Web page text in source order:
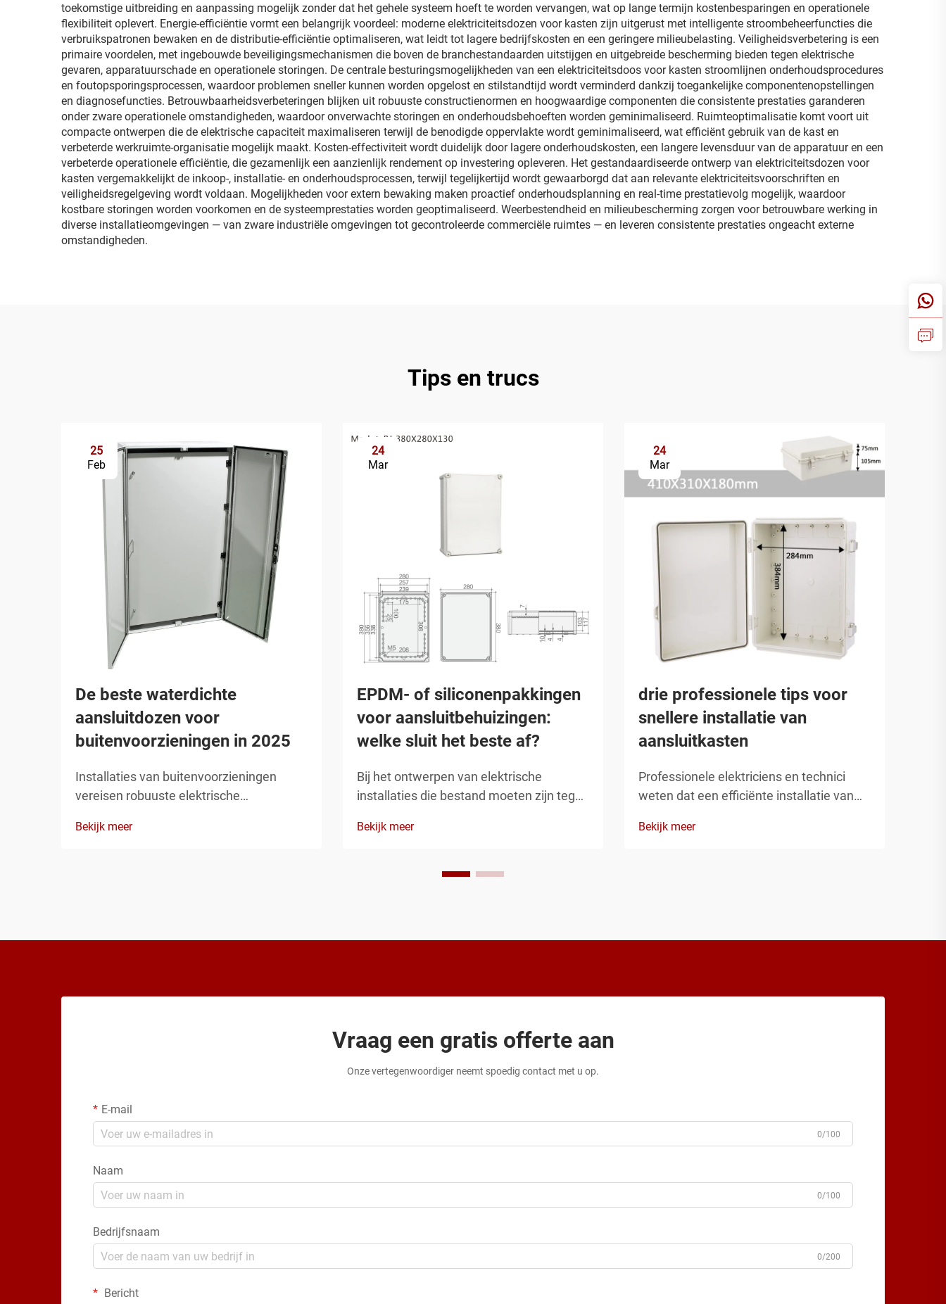
toekomstige uitbreiding en aanpassing mogelijk zonder dat het gehele systeem hoeft te worden vervangen, wat op lange termijn kostenbesparingen en operationele
flexibiliteit oplevert. Energie-efficiëntie vormt een belangrijk voordeel: moderne elektriciteitsdozen voor kasten zijn uitgerust met intelligente stroombeheerfuncties die
verbruikspatronen bewaken en de distributie-efficiëntie optimaliseren, wat leidt tot lagere bedrijfskosten en een geringere milieubelasting. Veiligheidsverbetering is een
primaire voordelen, met ingebouwde beveiligingsmechanismen die boven de branchestandaarden uitstijgen en uitgebreide bescherming bieden tegen elektrische
gevaren, apparatuurschade en operationele storingen. De centrale besturingsmogelijkheden van een elektriciteitsdoos voor kasten stroomlijnen onderhoudsprocedures
en foutopsporingsprocessen, waardoor problemen sneller kunnen worden opgelost en stilstandtijd wordt verminderd dankzij toegankelijke componentenopstellingen
en diagnosefuncties. Betrouwbaarheidsverbeteringen blijken uit robuuste constructienormen en hoogwaardige componenten die consistente prestaties garanderen
onder zware operationele omstandigheden, waardoor onverwachte storingen en onderhoudsbehoeften worden geminimaliseerd. Ruimteoptimalisatie komt voort uit
compacte ontwerpen die de elektrische capaciteit maximaliseren terwijl de benodigde oppervlakte wordt geminimaliseerd, wat efficiënt gebruik van de kast en
verbeterde werkruimte-organisatie mogelijk maakt. Kosten-effectiviteit wordt duidelijk door lagere onderhoudskosten, een langere levensduur van de apparatuur en een
verbeterde operationele efficiëntie, die gezamenlijk een aanzienlijk rendement op investering opleveren. Het gestandaardiseerde ontwerp van elektriciteitsdozen voor
kasten vergemakkelijkt de inkoop-, installatie- en onderhoudsprocessen, terwijl tegelijkertijd wordt gewaarborgd dat aan relevante elektriciteitsvoorschriften en
veiligheidsregelgeving wordt voldaan. Mogelijkheden voor extern bewaking maken proactief onderhoudsplanning en real-time prestatievolg mogelijk, waardoor
kostbare storingen worden voorkomen en de systeemprestaties worden geoptimaliseerd. Weerbestendheid en milieubescherming zorgen voor betrouwbare werking in
diverse installatieomgevingen — van zware industriële omgevingen tot gecontroleerde commerciële ruimtes — en leveren consistente prestaties ongeacht externe
omstandigheden.
Tips en trucs
25
Feb
De beste waterdichte
aansluitdozen voor
buitenvoorzieningen in 2025
Installaties van buitenvoorzieningen
vereisen robuuste elektrische
weerstaan aan extreme
Bekijk meer
24
Mar
EPDM- of siliconenpakkingen
voor aansluitbehuizingen:
welke sluit het beste af?
Bij het ontwerpen van elektrische
installaties die bestand moeten zijn tegen
de keuze tussen EPDM- en
bepalend zijn voor de
Bekijk meer
24
Mar
drie professionele tips voor
snellere installatie van
aansluitkasten
Professionele elektriciens en technici
weten dat een efficiënte installatie van
op projecttijdschema's en de algehele
Bekijk meer
Vraag een gratis offerte aan
Onze vertegenwoordiger neemt spoedig contact met u op.
E-mail
0/100
Naam
0/100
Bedrijfsnaam
0/200
Bericht